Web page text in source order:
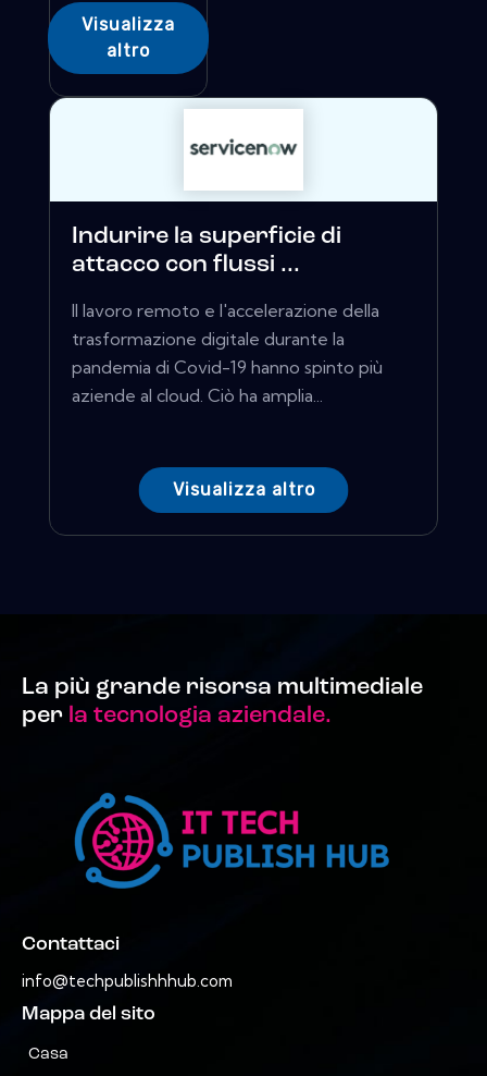
Visualizza
altro
Indurire la superficie di
attacco con flussi ...
Il lavoro remoto e l'accelerazione della
trasformazione digitale durante la
pandemia di Covid-19 hanno spinto più
aziende al cloud. Ciò ha amplia...
Visualizza altro
La più grande risorsa multimediale
per la tecnologia aziendale.
Contattaci
info@techpublishhhub.com
Mappa del sito
Casa